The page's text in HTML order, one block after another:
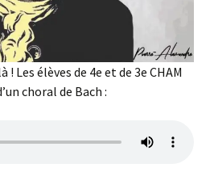
Les élèves de 4e et de 3e CHAM
choral de Bach :